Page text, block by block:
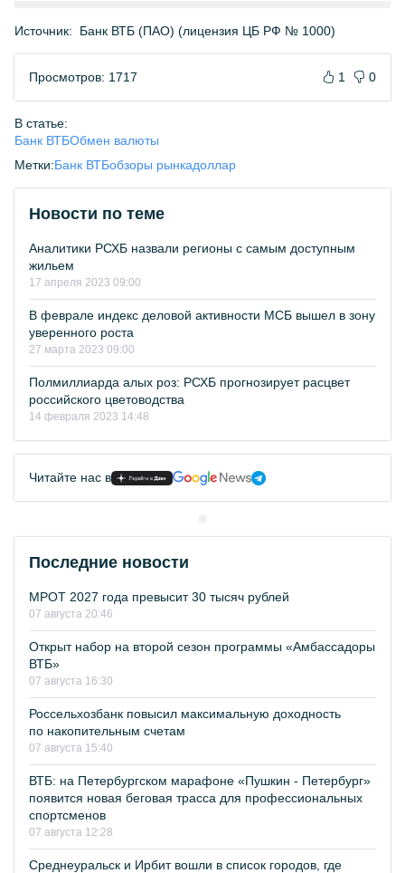
Источник: Банк ВТБ (ПАО) (лицензия ЦБ РФ № 1000)
Просмотров: 1717 1 0
В статье:
Банк ВТБОбмен валюты
Метки:Банк ВТБобзоры рынкадоллар
Новости по теме
Аналитики РСХБ назвали регионы с самым доступным
жильем
17 апреля 2023 09:00
В феврале индекс деловой активности МСБ вышел в зону
уверенного роста
27 марта 2023 09:00
Полмиллиарда алых роз: РСХБ прогнозирует расцвет
российского цветоводства
14 февраля 2023 14:48
Читайте нас в
Последние новости
МРОТ 2027 года превысит 30 тысяч рублей
07 августа 20:46
Открыт набор на второй сезон программы «Амбассадоры
ВТБ»
07 августа 16:30
Россельхозбанк повысил максимальную доходность
по накопительным счетам
07 августа 15:40
ВТБ: на Петербургском марафоне «Пушкин - Петербург»
появится новая беговая трасса для профессиональных
спортсменов
07 августа 12:28
Среднеуральск и Ирбит вошли в список городов, где